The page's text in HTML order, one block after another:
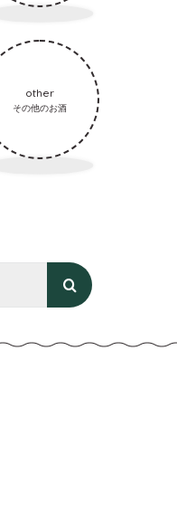
other
その他のお酒